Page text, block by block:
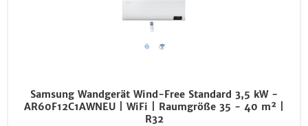
Samsung Wandgerät Wind-Free Standard 3,5 kW -
AR60F12C1AWNEU | WiFi | Raumgröße 35 - 40 m² |
R32